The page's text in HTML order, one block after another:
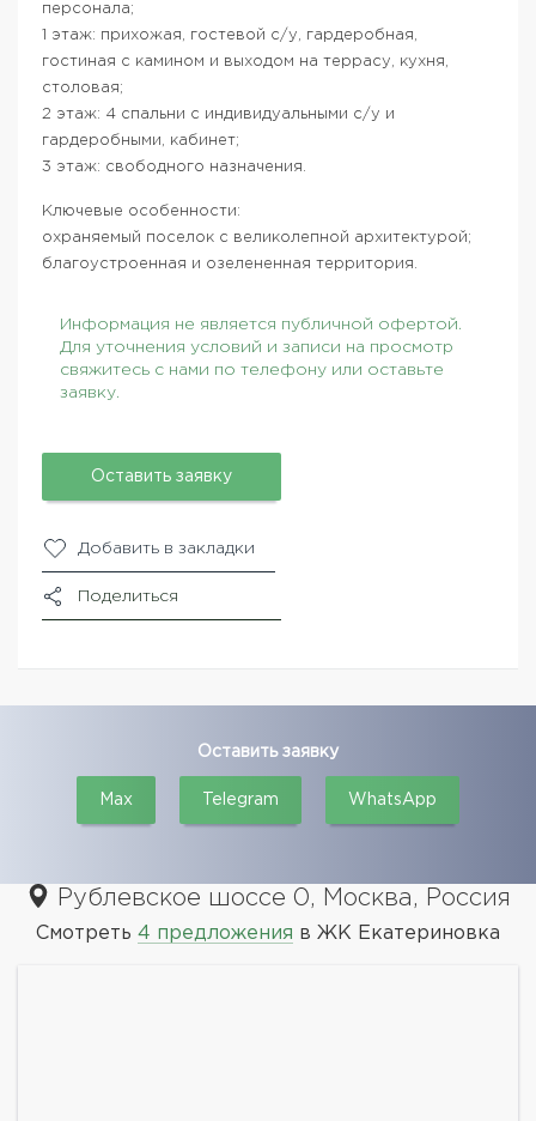
персонала;
1 этаж: прихожая, гостевой с/у, гардеробная,
гостиная с камином и выходом на террасу, кухня,
столовая;
2 этаж: 4 спальни с индивидуальными с/у и
гардеробными, кабинет;
3 этаж: свободного назначения.
Ключевые особенности:
охраняемый поселок с великолепной архитектурой;
благоустроенная и озелененная территория.
Информация не является публичной офертой.
Для уточнения условий и записи на просмотр
свяжитесь с нами по телефону или оставьте
заявку.
Оставить заявку
Добавить в закладки
Поделиться
Оставить заявку
Max Telegram WhatsApp
Рублевское шоссе 0, Москва, Россия
Смотреть 4 предложения в ЖК Екатериновка